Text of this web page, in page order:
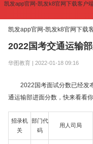
凯发app官网-凯发k8官网下载客户
凯发app官网-凯发k8官网下载
2022国考交通运输
华图教育 | 2022-01-18 09:16
2022国考面试分数已经发布
通运输部进面分数，快来看看
招录机
关
部门代
码
用人司局